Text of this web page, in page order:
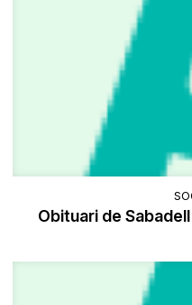
Obituari de